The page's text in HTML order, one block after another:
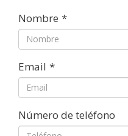
Nombre *
Email *
Número de teléfono